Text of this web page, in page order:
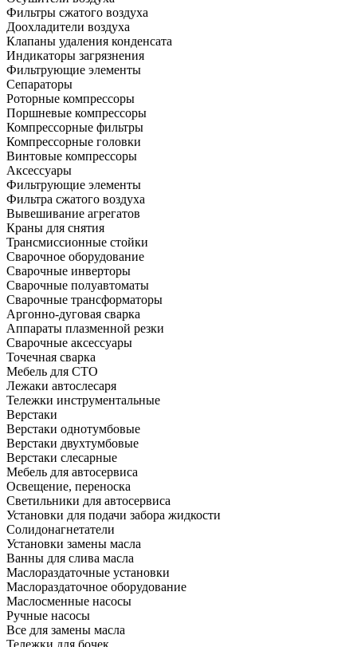
Фильтры сжатого воздуха
Доохладители воздуха
Клапаны удаления конденсата
Индикаторы загрязнения
Фильтрующие элементы
Сепараторы
Роторные компрессоры
Поршневые компрессоры
Компрессорные фильтры
Компрессорные головки
Винтовые компрессоры
Аксессуары
Фильтрующие элементы
Фильтра сжатого воздуха
Вывешивание агрегатов
Краны для снятия
Трансмиссионные стойки
Сварочное оборудование
Сварочные инверторы
Сварочные полуавтоматы
Сварочные трансформаторы
Аргонно-дуговая сварка
Аппараты плазменной резки
Сварочные аксессуары
Точечная сварка
Мебель для СТО
Лежаки автослесаря
Тележки инструментальные
Верстаки
Верстаки однотумбовые
Верстаки двухтумбовые
Верстаки слесарные
Мебель для автосервиса
Освещение, переноска
Светильники для автосервиса
Установки для подачи забора жидкости
Солидонагнетатели
Установки замены масла
Ванны для слива масла
Маслораздаточные установки
Маслораздаточное оборудование
Маслосменные насосы
Ручные насосы
Все для замены масла
Тележки для бочек